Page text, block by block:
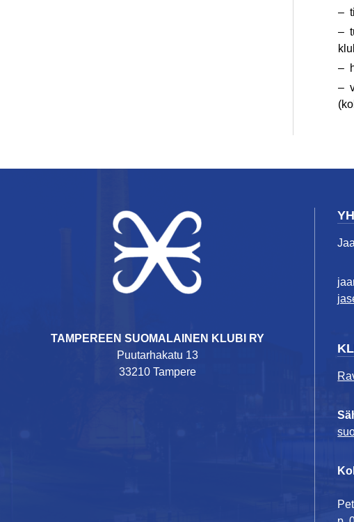
TAMPEREEN SUOMALAINEN KLUBI RY
Puutarhakatu 13
33210 Tampere